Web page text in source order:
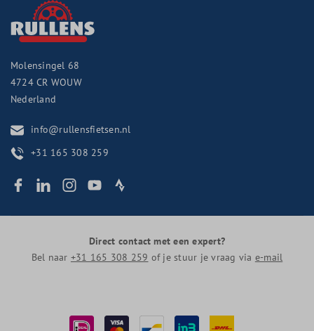
Molensingel 68
4724 CR WOUW
Nederland
info@rullensfietsen.nl
+31 165 308 259
Direct contact met een expert?
Bel naar +31 165 308 259 of je stuur je vraag via e-mail